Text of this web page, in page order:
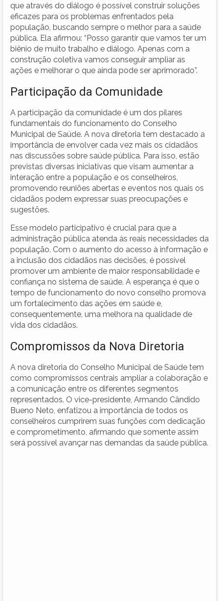
que através do diálogo é possível construir soluções
eficazes para os problemas enfrentados pela
população, buscando sempre o melhor para a saúde
pública. Ela afirmou: “Posso garantir que vamos ter um
biênio de muito trabalho e diálogo. Apenas com a
construção coletiva vamos conseguir ampliar as
ações e melhorar o que ainda pode ser aprimorado”.
Participação da Comunidade
A participação da comunidade é um dos pilares
fundamentais do funcionamento do Conselho
Municipal de Saúde. A nova diretoria tem destacado a
importância de envolver cada vez mais os cidadãos
nas discussões sobre saúde pública. Para isso, estão
previstas diversas iniciativas que visam aumentar a
interação entre a população e os conselheiros,
promovendo reuniões abertas e eventos nos quais os
cidadãos podem expressar suas preocupações e
sugestões.
Esse modelo participativo é crucial para que a
administração pública atenda às reais necessidades da
população. Com o aumento do acesso à informação e
a inclusão dos cidadãos nas decisões, é possível
promover um ambiente de maior responsabilidade e
confiança no sistema de saúde. A esperança é que o
tempo de funcionamento do novo conselho promova
um fortalecimento das ações em saúde e,
consequentemente, uma melhora na qualidade de
vida dos cidadãos.
Compromissos da Nova Diretoria
A nova diretoria do Conselho Municipal de Saúde tem
como compromissos centrais ampliar a colaboração e
a comunicação entre os diferentes segmentos
representados. O vice-presidente, Armando Cândido
Bueno Neto, enfatizou a importância de todos os
conselheiros cumprirem suas funções com dedicação
e comprometimento, afirmando que somente assim
será possível avançar nas demandas da saúde pública.